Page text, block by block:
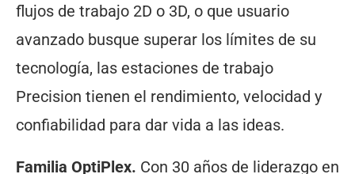
flujos de trabajo 2D o 3D, o que usuario
avanzado busque superar los límites de su
tecnología, las estaciones de trabajo
Precision tienen el rendimiento, velocidad y
confiabilidad para dar vida a las ideas.
Familia OptiPlex. Con 30 años de liderazgo en